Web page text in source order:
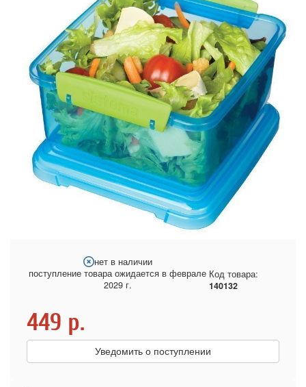
нет в наличии
поступление товара ожидается в феврале
2029 г.
Код товара:
140132
449 р.
Уведомить о поступлении